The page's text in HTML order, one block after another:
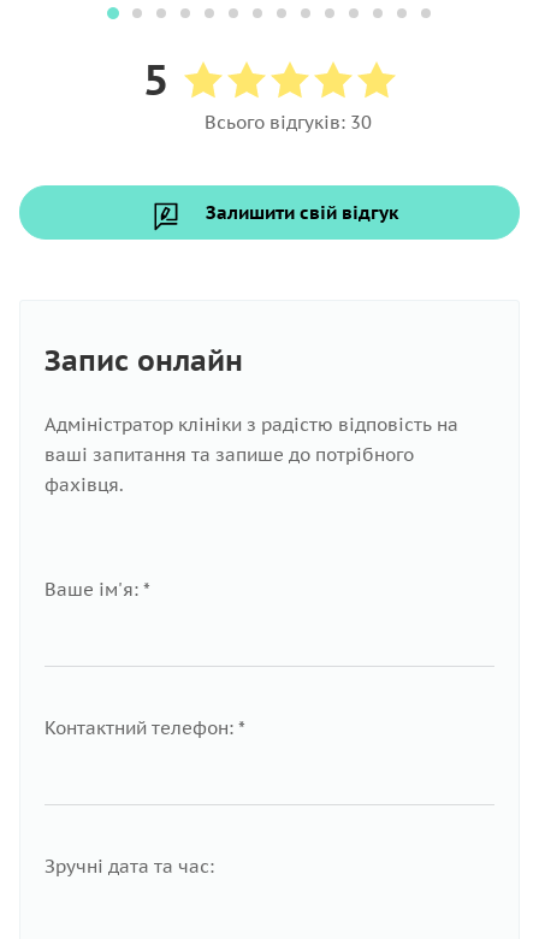
5
Всього відгуків: 30
Залишити свій відгук
Запис онлайн
Адміністратор клініки з радістю відповість на
ваші запитання та запише до потрібного
фахівця.
Ваше ім'я: *
Контактний телефон: *
Зручні дата та час: